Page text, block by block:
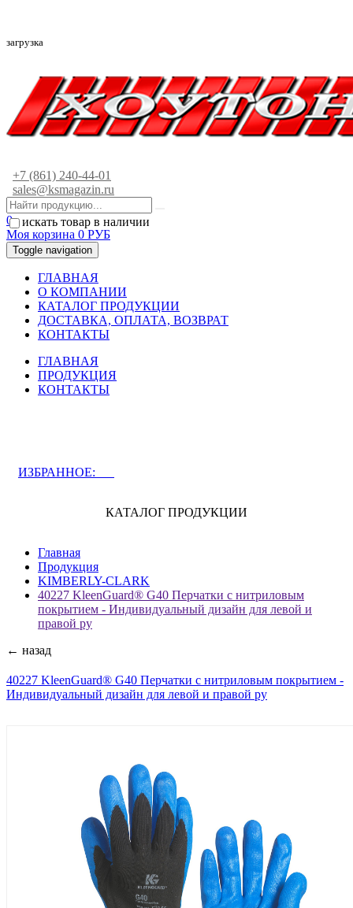
загрузка
+7 (861) 240-44-01
sales@ksmagazin.ru
искать товар в наличии
0
Моя корзина 0 РУБ
Toggle navigation
ГЛАВНАЯ
О КОМПАНИИ
КАТАЛОГ ПРОДУКЦИИ
ДОСТАВКА, ОПЛАТА, ВОЗВРАТ
КОНТАКТЫ
ГЛАВНАЯ
ПРОДУКЦИЯ
КОНТАКТЫ
ИЗБРАННОЕ:
КАТАЛОГ ПРОДУКЦИИ
Главная
Продукция
KIMBERLY-CLARK
40227 KleenGuard® G40 Перчатки с нитриловым
покрытием - Индивидуальный дизайн для левой и
правой ру
← назад
40227 KleenGuard® G40 Перчатки с нитриловым покрытием -
Индивидуальный дизайн для левой и правой ру